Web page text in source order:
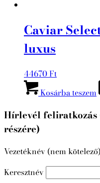
Caviar
luxus
44670Ft
Kosárba teszem
Hírlevél feliratkozás
részére)
Vezetéknév (nem kötelező)
Keresztnév